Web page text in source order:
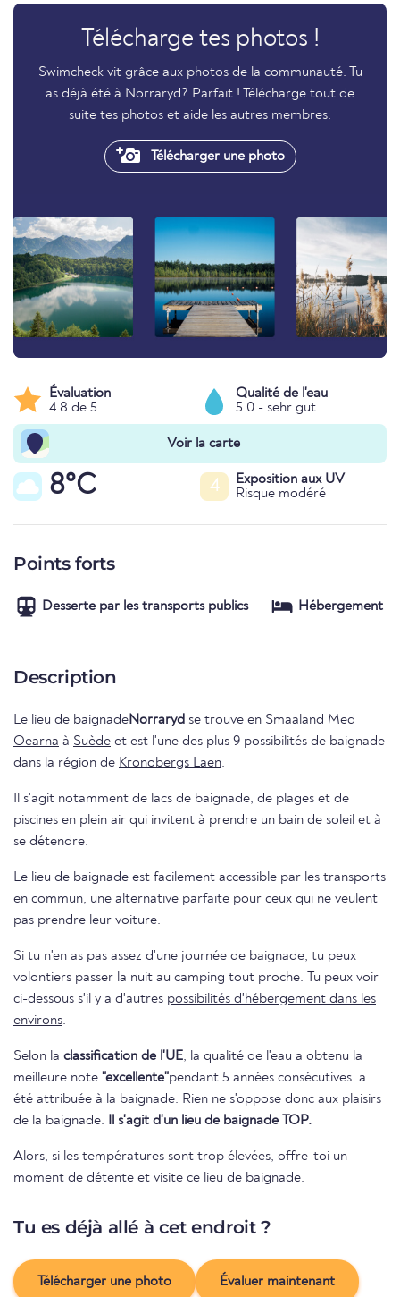
Télécharge tes photos !
Swimcheck vit grâce aux photos de la communauté. Tu
as déjà été à Norraryd? Parfait ! Télécharge tout de
suite tes photos et aide les autres membres.
Télécharger une photo
Évaluation
4.8 de 5
Qualité de l'eau
5.0 - sehr gut
Voir la carte
8°C 4
Exposition aux UV
Risque modéré
Points forts
Desserte par les transports publics Hébergement
Description
Le lieu de baignadeNorraryd se trouve en Smaaland Med
Oearna à Suède et est l'une des plus 9 possibilités de baignade
dans la région de Kronobergs Laen.
Il s'agit notamment de lacs de baignade, de plages et de
piscines en plein air qui invitent à prendre un bain de soleil et à
se détendre.
Le lieu de baignade est facilement accessible par les transports
en commun, une alternative parfaite pour ceux qui ne veulent
pas prendre leur voiture.
Si tu n'en as pas assez d'une journée de baignade, tu peux
volontiers passer la nuit au camping tout proche. Tu peux voir
ci-dessous s'il y a d'autres possibilités d'hébergement dans les
environs.
Selon la classification de l'UE, la qualité de l'eau a obtenu la
meilleure note "excellente"pendant 5 années consécutives. a
été attribuée à la baignade. Rien ne s'oppose donc aux plaisirs
de la baignade. Il s'agit d'un lieu de baignade TOP.
Alors, si les températures sont trop élevées, offre-toi un
moment de détente et visite ce lieu de baignade.
Tu es déjà allé à cet endroit ?
Télécharger une photo Évaluer maintenant